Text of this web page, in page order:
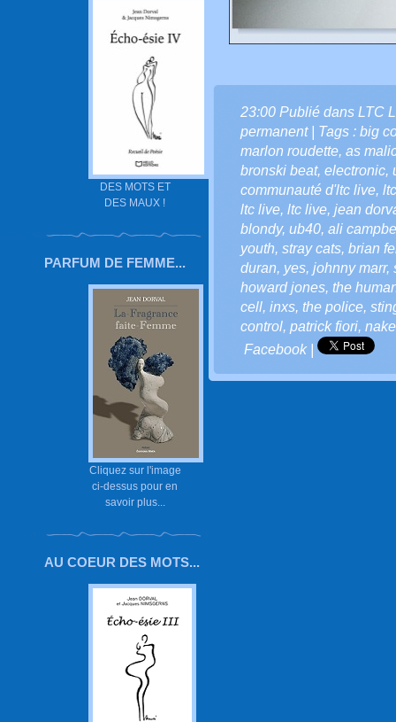
DES MOTS ET
DES MAUX !
PARFUM DE FEMME...
Cliquez sur l'image
ci-dessus pour en
savoir plus...
AU COEUR DES MOTS...
23:00 Publié dans LTC
permanent| Tags : big
marlon roudette, as
bronski beat, electronic,
communauté d'ltc live,
ltc live, ltc live, jean
blondy, ub40, ali
youth, stray cats, brian
duran, yes, johnny marr,
howard jones, the
cell, inxs, the police,
control, patrick fiori,
Facebook|